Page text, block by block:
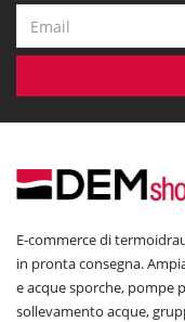
E-commerce di
in pronta consegna.
e acque sporche, pompe
sollevamento acque,